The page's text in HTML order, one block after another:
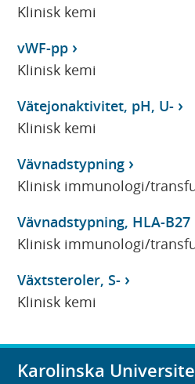
Klinisk kemi
vWF-pp
Klinisk kemi
Vätejonaktivitet, pH, U-
Klinisk kemi
Vävnadstypning
Klinisk immunologi/
Vävnadstypning, HLA-B27
Klinisk immunologi/
Växtsteroler, S-
Klinisk kemi
Karolinska